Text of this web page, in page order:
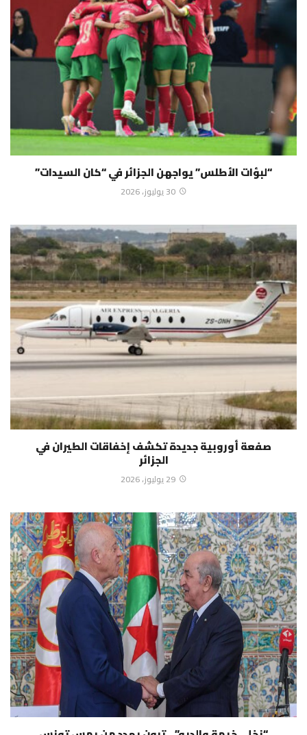
“لبؤات الأطلس” يواجهن الجزائر في “كان السيدات”
30 يوليوز، 2026
صفعة أوروبية جديدة تكشف إخفاقات الطيران في
الجزائر
29 يوليوز، 2026